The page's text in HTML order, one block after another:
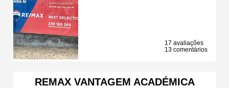
17 avaliações
13 comentários
REMAX VANTAGEM ACADÉMICA